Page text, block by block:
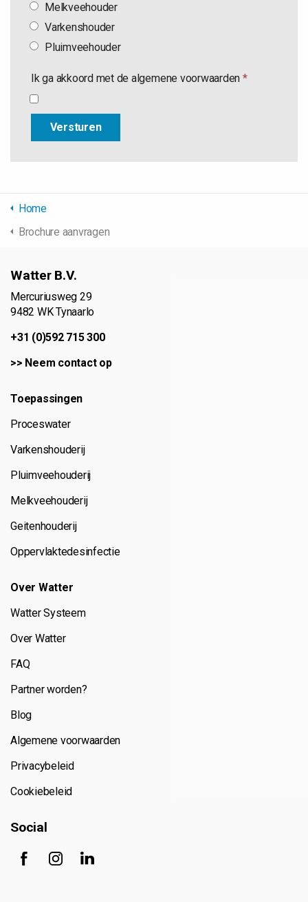
Melkveehouder
Varkenshouder
Pluimveehouder
Ik ga akkoord met de algemene voorwaarden *
Home
Brochure aanvragen
Watter B.V.
Mercuriusweg 29
9482 WK Tynaarlo
+31 (0)592 715 300
>> Neem contact op
Toepassingen
Proceswater
Varkenshouderij
Pluimveehouderij
Melkveehouderij
Geitenhouderij
Oppervlaktedesinfectie
Over Watter
Watter Systeem
Over Watter
FAQ
Partner worden?
Blog
Algemene voorwaarden
Privacybeleid
Cookiebeleid
Social